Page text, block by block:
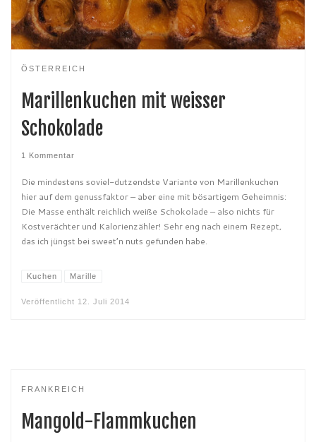
ÖSTERREICH
Marillenkuchen mit weisser
Schokolade
1 Kommentar
Die mindestens soviel-dutzendste Variante von Marillenkuchen
hier auf dem genussfaktor – aber eine mit bösartigem Geheimnis:
Die Masse enthält reichlich weiße Schokolade – also nichts für
Kostverächter und Kalorienzähler! Sehr eng nach einem Rezept,
das ich jüngst bei sweet’n nuts gefunden habe.
Kuchen Marille
Veröffentlicht 12. Juli 2014
FRANKREICH
Mangold-Flammkuchen